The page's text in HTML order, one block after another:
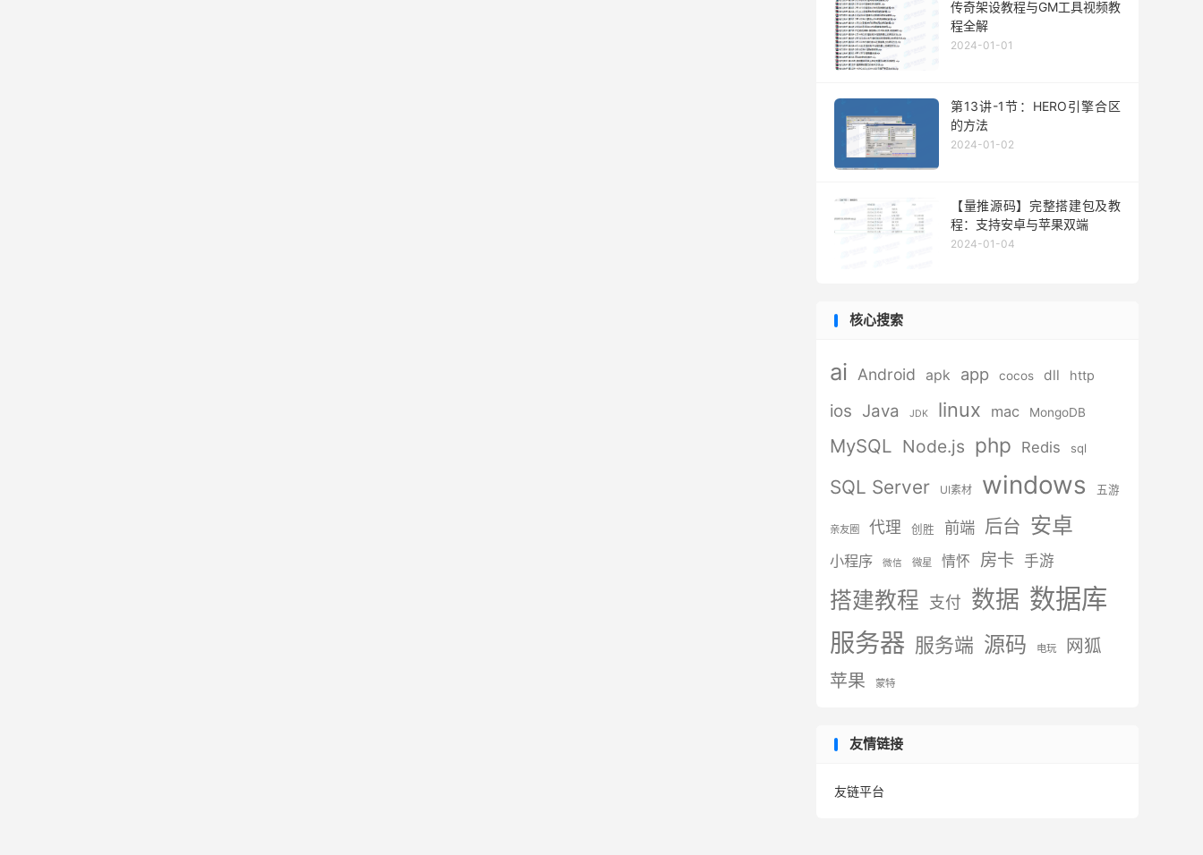
传奇架设教程与GM工具视频教
程全解
2024-01-01
第13讲-1节：HERO引擎合区
的方法
2024-01-02
【量推源码】完整搭建包及教
程：支持安卓与苹果双端
2024-01-04
核心搜索
ai Android apk app cocos dll http
ios Java JDK linux mac MongoDB
MySQL Node.js php Redis sql
SQL Server UI素材 windows 五游
亲友圈 代理 创胜 前端 后台 安卓
小程序 微信 微星 情怀 房卡 手游
搭建教程 支付 数据 数据库
服务器 服务端 源码 电玩
网狐
苹果
蒙特
友情链接
友链平台